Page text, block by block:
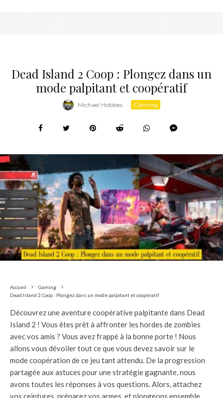
Dead Island 2 Coop : Plongez dans un
mode palpitant et coopératif
Michael Hobbes · Gaming
Accueil
Gaming
Dead Island 2 Coop : Plongez dans un mode palpitant et coopératif
Découvrez une aventure coopérative palpitante dans Dead
Island 2 ! Vous êtes prêt à affronter les hordes de zombies
avec vos amis ? Vous avez frappé à la bonne porte ! Nous
allons vous dévoiler tout ce que vous devez savoir sur le
mode coopération de ce jeu tant attendu. De la progression
partagée aux astuces pour une stratégie gagnante, nous
avons toutes les réponses à vos questions. Alors, attachez
vos ceintures, préparez vos armes, et plongeons ensemble